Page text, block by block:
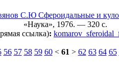
С.Ю Сфероидальные и
«Наука», 1976. — 320 c.
ссылка):
56 57 58 59 60< 61 > 62 63 64 65